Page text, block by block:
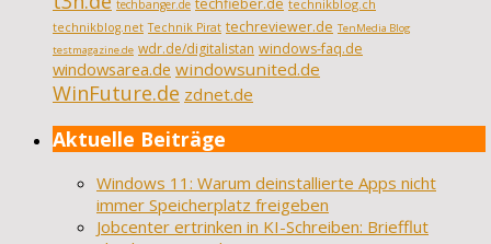
techbanger.de techfieber.de technikblog.ch
technikblog.net Technik Pirat techreviewer.de TenMedia Blog
testmagazine.de wdr.de/digitalistan windows-faq.de
windowsarea.de windowsunited.de
WinFuture.de zdnet.de
Aktuelle Beiträge
Windows 11: Warum deinstallierte Apps nicht
immer Speicherplatz freigeben
Jobcenter ertrinken in KI-Schreiben: Briefflut